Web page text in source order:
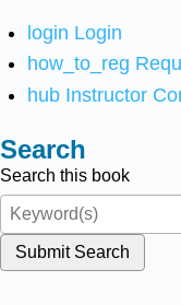
login Login
how_to_reg
hub Instructor
Search
Search this book
Submit Search